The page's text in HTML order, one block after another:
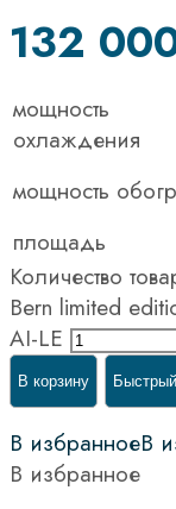
132
мощность
охлаждения
мощность
площадь
Количество
Bern limited
AI-LE
В корзину
В избранноеВ
В избранное